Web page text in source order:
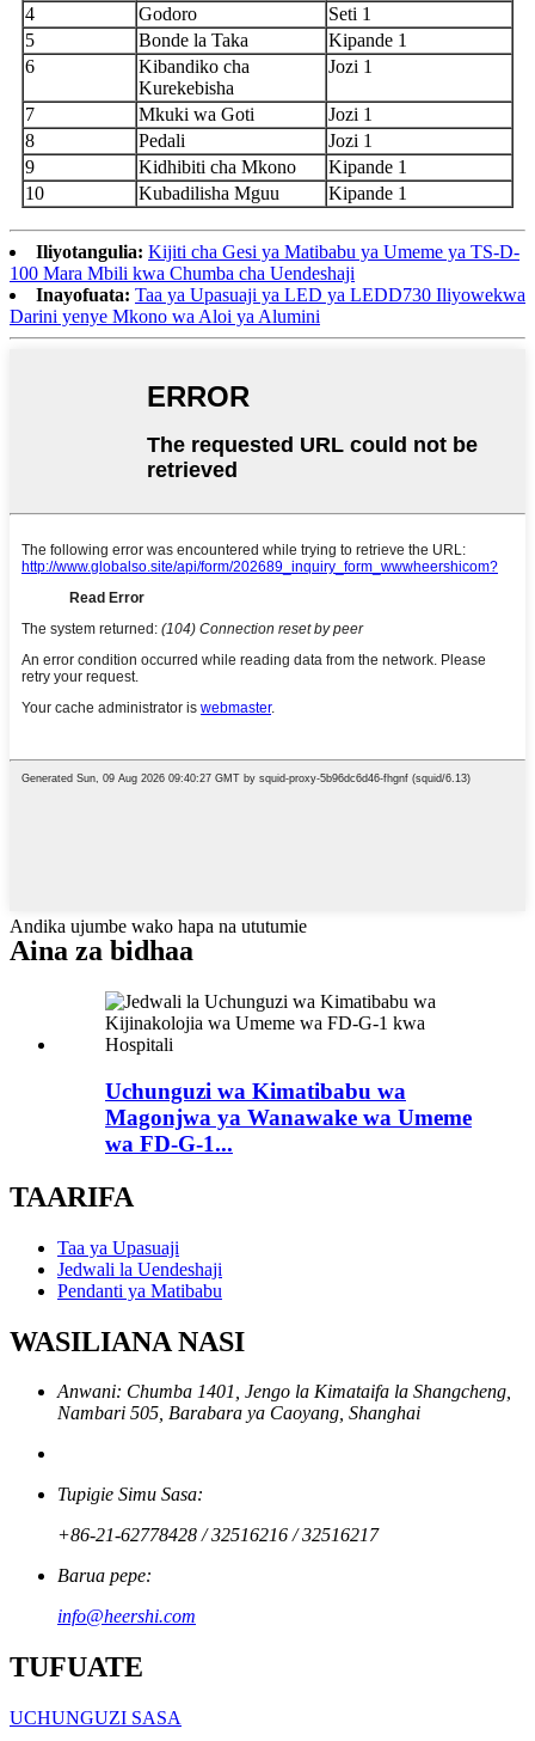
4
Godoro
Seti 1
5
Bonde la Taka
Kipande 1
6
Kibandiko cha
Kurekebisha
Jozi 1
7 Mkuki wa Goti
Jozi 1
8
Pedali
Jozi 1
9
Kidhibiti cha Mkono
Kipande 1
10
Kubadilisha Mguu Kipande 1
Iliyotangulia: Kijiti cha Gesi ya Matibabu ya Umeme ya TS-D-
100 Mara Mbili kwa Chumba cha Uendeshaji
Inayofuata: Taa ya Upasuaji ya LED ya LEDD730 Iliyowekwa
Darini yenye Mkono wa Aloi ya Alumini
Andika ujumbe wako hapa na ututumie
Aina za bidhaa
Uchunguzi wa Kimatibabu wa
Magonjwa ya Wanawake wa Umeme
wa FD-G-1...
TAARIFA
Taa ya Upasuaji
Jedwali la Uendeshaji
Pendanti ya Matibabu
WASILIANA NASI
Anwani: Chumba 1401, Jengo la Kimataifa la Shangcheng,
Nambari 505, Barabara ya Caoyang, Shanghai
Tupigie Simu Sasa:
+86-21-62778428 / 32516216 / 32516217
Barua pepe:
info@heershi.com
TUFUATE
UCHUNGUZI SASA